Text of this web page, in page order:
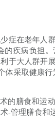
症在老年人
疾病负担
于大人群开
采取健康
的膳食和运
-管理膳食和